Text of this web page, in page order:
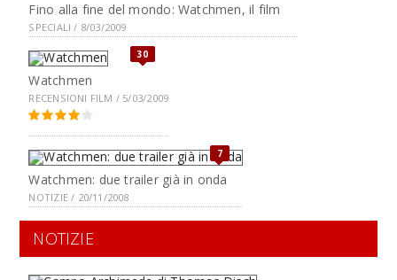
Fino alla fine del mondo: Watchmen, il film
SPECIALI / 8/03/2009
30
Watchmen
RECENSIONI FILM / 5/03/2009
7
Watchmen: due trailer già in onda
NOTIZIE / 20/11/2008
NOTIZIE